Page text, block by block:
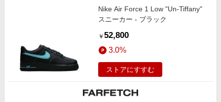
Nike Air Force 1 Low "Un-Tiffany"
スニーカー - ブラック
￥ 52,800
3.0%
ストアにすすむ